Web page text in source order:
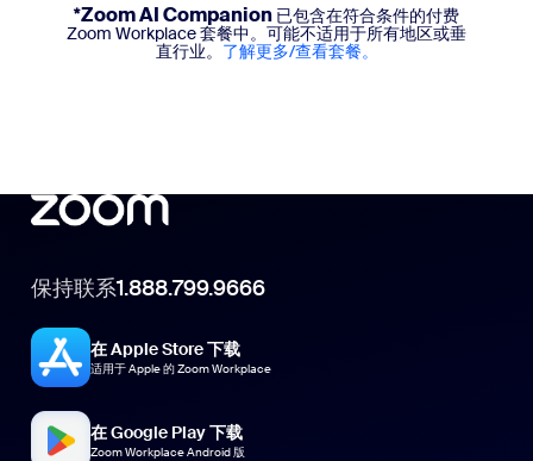
*Zoom AI Companion 已包含在符合条件的付费
Zoom Workplace 套餐中。可能不适用于所有地区或垂
直行业。 了解更多/查看套餐。
保持联系1.888.799.9666
在 Apple Store 下载
适用于 Apple 的 Zoom Workplace
在 Google Play 下载
Zoom Workplace Android 版